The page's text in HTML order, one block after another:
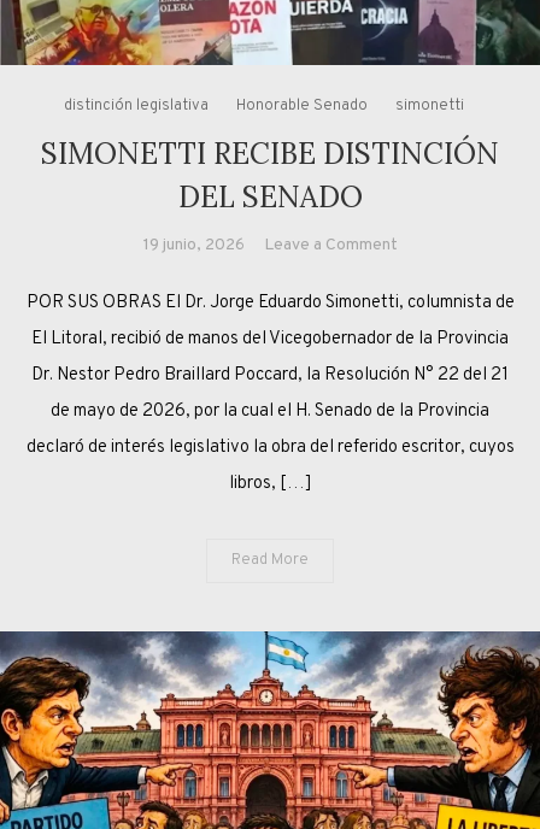
distinción legislativa Honorable Senado simonetti
SIMONETTI RECIBE DISTINCIÓN
DEL SENADO
19 junio, 2026 Leave a Commenton
RECIBE
DISTINCIÓN
DEL
POR SUS OBRAS El Dr. Jorge Eduardo Simonetti, columnista de
El Litoral, recibió de manos del Vicegobernador de la Provincia
Dr. Nestor Pedro Braillard Poccard, la Resolución N° 22 del 21
de mayo de 2026, por la cual el H. Senado de la Provincia
declaró de interés legislativo la obra del referido escritor, cuyos
libros, […]
Read More